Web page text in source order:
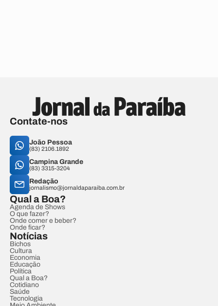
Contate-nos
João Pessoa
(83) 2106.1892
Campina Grande
(83) 3315-3204
Redação
jornalismo@jornaldaparaiba.com.br
Qual a Boa?
Agenda de Shows
O que fazer?
Onde comer e beber?
Onde ficar?
Notícias
Bichos
Cultura
Economia
Educação
Política
Qual a Boa?
Cotidiano
Saúde
Tecnologia